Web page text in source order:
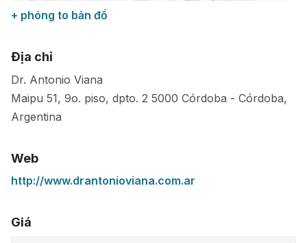
+ phóng to bản đồ
Địa chỉ
Dr. Antonio Viana
Maipu 51, 9o. piso, dpto. 2 5000 Córdoba - Córdoba,
Argentina
Web
http://www.drantonioviana.com.ar
Giá